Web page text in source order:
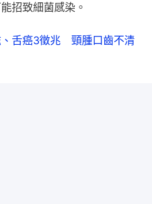
招致細菌感染。
舌癌3徵兆　頸腫口齒不清